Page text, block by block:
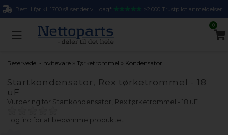
Bestill før kl. 17.00 så sender vi i dag* >2.000 Trustpilot anmeldelser
0
Reservedel - hvitevare »Tørketrommel » Kondensator
Startkondensator, Rex tørketrommel - 18
uF
Vurdering for Startkondensator, Rex tørketrommel - 18 uF
Log ind for at bedømme produktet